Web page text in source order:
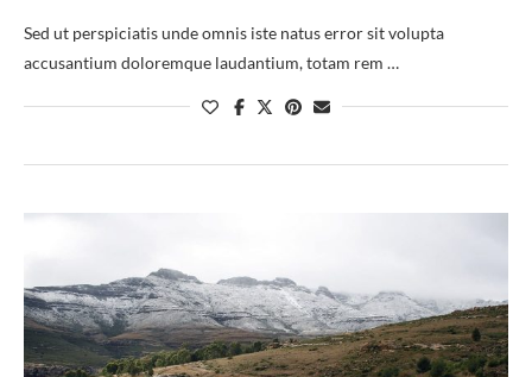
Sed ut perspiciatis unde omnis iste natus error sit volupta
accusantium doloremque laudantium, totam rem …